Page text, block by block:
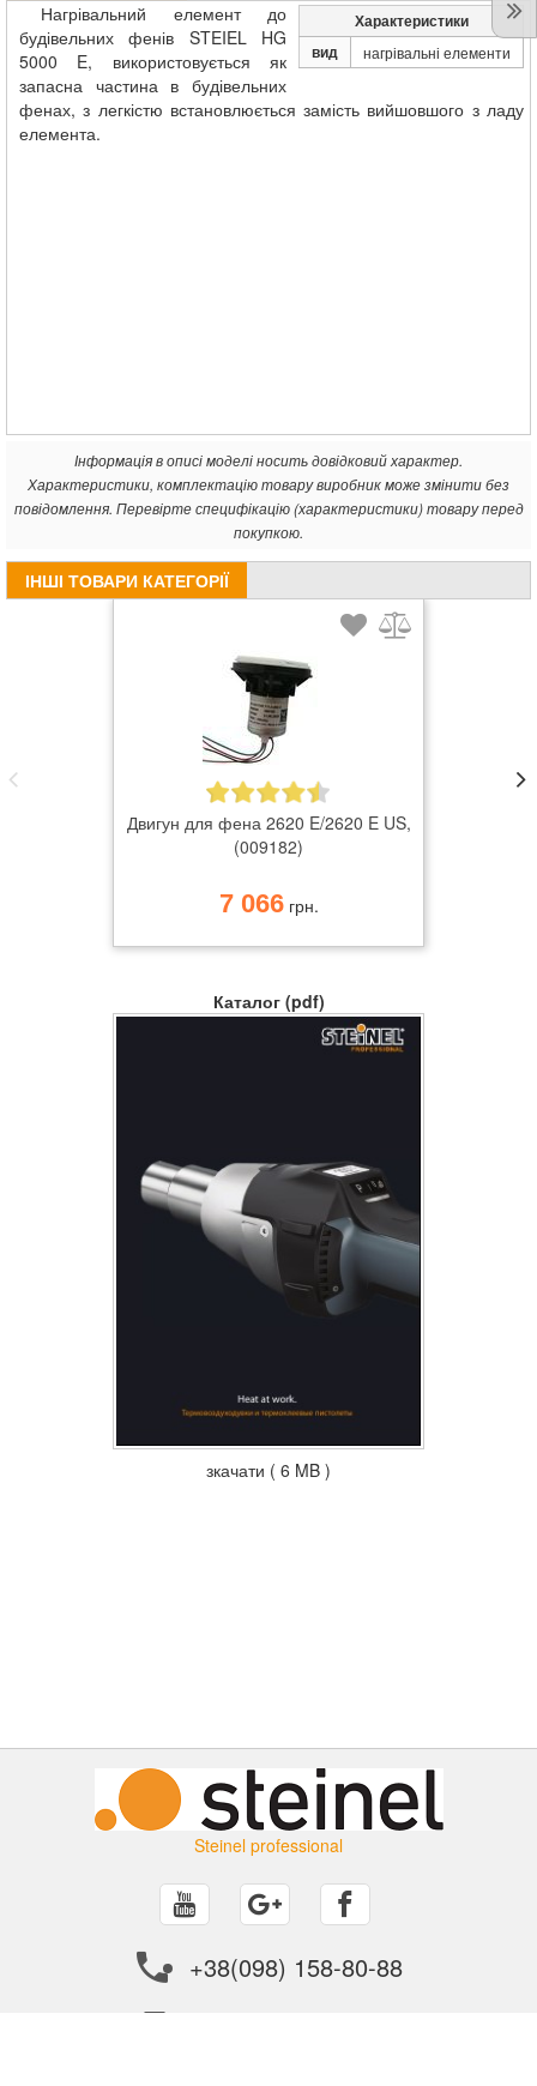
Характеристики
вид
нагрівальні елементи
Нагрівальний елемент до
будівельних фенів STEIEL HG
5000 E, використовується як
запасна частина в будівельних
фенах, з легкістю встановлюється замість вийшовшого з ладу
елемента.
Інформація в описі моделі носить довідковий характер.
Характеристики, комплектацію товару виробник може змінити без
повідомлення. Перевірте специфікацію (характеристики) товару перед
покупкою.
ІНШІ ТОВАРИ КАТЕГОРІЇ
Двигун для фена 2620 E/2620 E US,
(009182)
7 066грн.
Каталог (pdf)
зкачати ( 6 MB )
Steinel professional
+38(098) 158-80-88